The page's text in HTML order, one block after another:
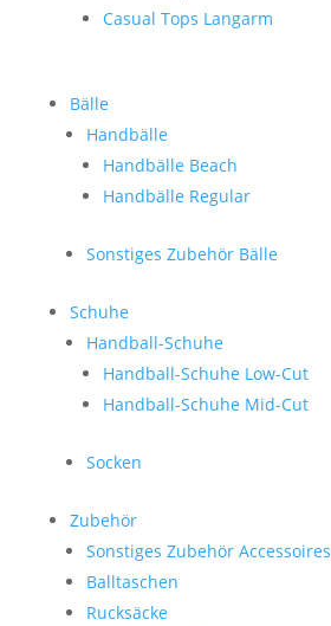
Casual Tops Langarm
Bälle
Handbälle
Handbälle Beach
Handbälle Regular
Sonstiges Zubehör Bälle
Schuhe
Handball-Schuhe
Handball-Schuhe Low-Cut
Handball-Schuhe Mid-Cut
Socken
Zubehör
Sonstiges Zubehör Accessoires
Balltaschen
Rucksäcke